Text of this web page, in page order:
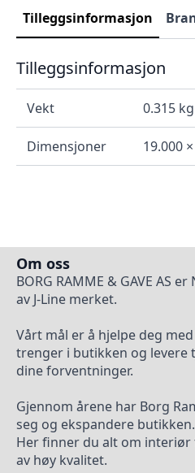
Tilleggsinformasjon
Tilleggsinformasjon
Vekt 0.315 kg
Dimensjoner 19.000
Om oss
BORG RAMME & GAVE AS
av J-Line merket.
Vårt mål er å hjelpe deg
trenger i butikken og levere
dine forventninger.
Gjennom årene har Borg
seg og ekspandere
Her finner du alt om
av høy kvalitet.